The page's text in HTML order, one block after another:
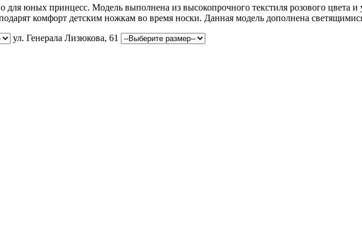
для юных принцесс. Модель выполнена из высокопрочного текстиля розового цвета
комфорт детским ножкам во время носки. Данная модель дополнена
ул. Генерала Лизюкова, 61